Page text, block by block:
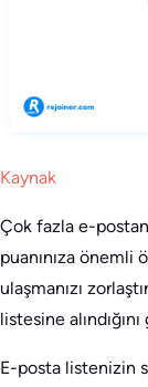
Kaynak
Çok fazla e-
puanınıza önemli
ulaşmanızı
listesine
E-posta listenizin